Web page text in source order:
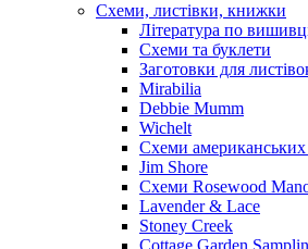
Схеми, листівки, книжки
Література по
Схеми та буклети
Заготовки для
Mirabilia
Debbie Mumm
Wichelt
Схеми американських
Jim Shore
Cхеми Rosewood
Lavender & Lace
Stoney Creek
Cottage Garden